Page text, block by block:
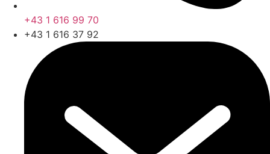
+43 1 616 99 70
+43 1 616 37 92